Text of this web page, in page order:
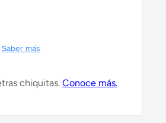
Saber más